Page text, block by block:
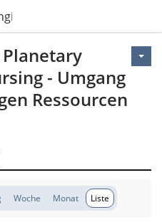
Ressourcen im
- Umgang
Ressourcen
Woche Monat Liste